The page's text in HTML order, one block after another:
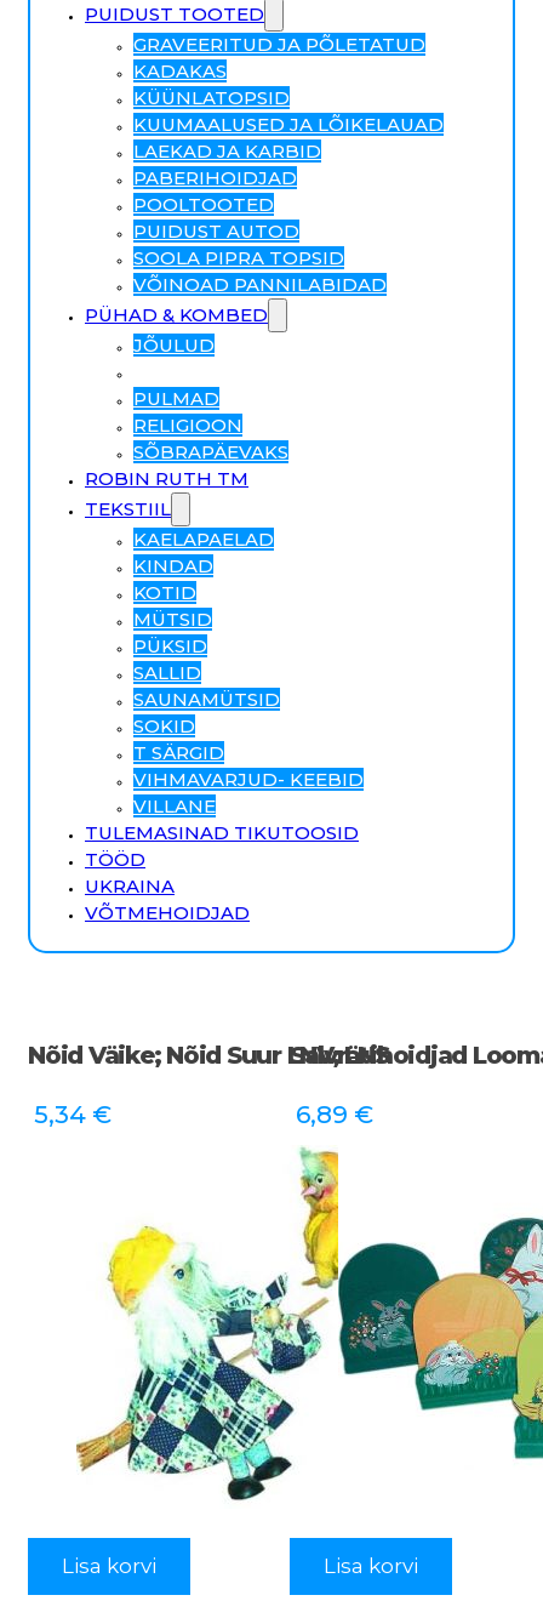
PUIDUST TOOTED
GRAVEERITUD JA PÕLETATUD
KADAKAS
KÜÜNLATOPSID
KUUMAALUSED JA LÕIKELAUAD
LAEKAD JA KARBID
PABERIHOIDJAD
POOLTOOTED
PUIDUST AUTOD
SOOLA PIPRA TOPSID
VÕINOAD PANNILABIDAD
PÜHAD & KOMBED
JÕULUD
PULMAD
RELIGIOON
SÕBRAPÄEVAKS
ROBIN RUTH TM
TEKSTIIL
KAELAPAELAD
KINDAD
KOTID
MÜTSID
PÜKSID
SALLID
SAUNAMÜTSID
SOKID
T SÄRGID
VIHMAVARJUD- KEEBID
VILLANE
TULEMASINAD TIKUTOOSID
TÖÖD
UKRAINA
VÕTMEHOIDJAD
Nõid Väike; Nõid Suur LNV; LNS
5,34 €
Lisa korvi
Salvrätihoidjad
6,89 €
Lisa korvi